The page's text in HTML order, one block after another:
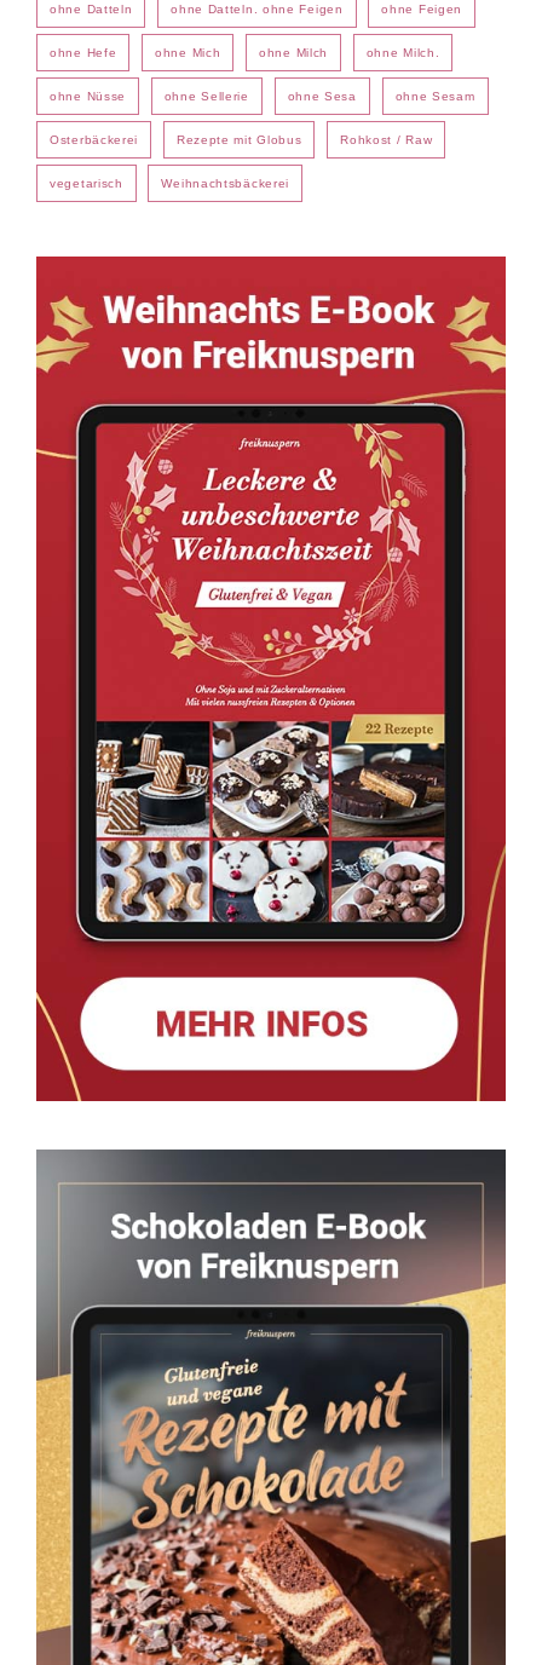
ohne Datteln ohne Datteln. ohne Feigen ohne Feigen
ohne Hefe ohne Mich ohne Milch ohne Milch.
ohne Nüsse ohne Sellerie ohne Sesa ohne Sesam
Osterbäckerei Rezepte mit Globus Rohkost / Raw
vegetarisch Weihnachtsbäckerei